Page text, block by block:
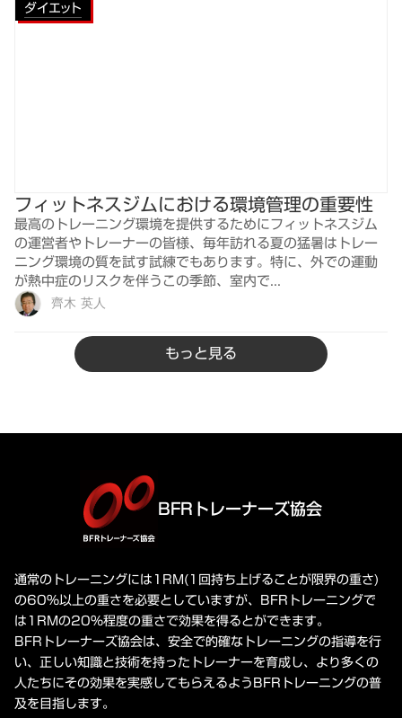
ダイエット
フィットネスジムにおける環境管理の重要性
最高のトレーニング環境を提供するためにフィットネスジム
の運営者やトレーナーの皆様、毎年訪れる夏の猛暑はトレー
ニング環境の質を試す試練でもあります。特に、外での運動
が熱中症のリスクを伴うこの季節、室内で...
齊木 英人
もっと見る
BFRトレーナーズ協会
通常のトレーニングには1RM(1回持ち上げることが限界の重さ)
の60%以上の重さを必要としていますが、BFRトレーニングで
は1RMの20%程度の重さで効果を得るとができます。
BFRトレーナーズ協会は、安全で的確なトレーニングの指導を行
い、正しい知識と技術を持ったトレーナーを育成し、より多くの
人たちにその効果を実感してもらえるようBFRトレーニングの普
及を目指します。